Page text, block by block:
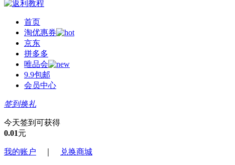
首页
淘优惠券
京东
拼多多
唯品会
9.9包邮
会员中心
签到换礼
今天签到可获得
0.01元
我的账户 兑换商城